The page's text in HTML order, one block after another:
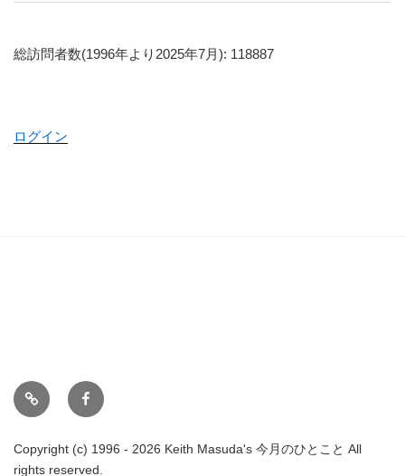
総訪問者数(1996年より2025年7月): 118887
ログイン
ホ
ー
Face
book
Copyright (c) 1996 - 2026 Keith Masuda's 今月のひとこと All
rights reserved.